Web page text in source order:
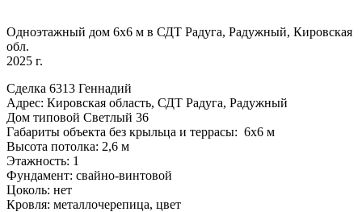
Одноэтажный дом 6х6 м в СДТ Радуга, Радужный, Кировская
обл.
2025 г.
Сделка 6313 Геннадий
Адрес: Кировская область, СДТ Радуга, Радужный
Дом типовой Светлый 36
Габариты объекта без крыльца и террасы: 6х6 м
Высота потолка: 2,6 м
Этажность: 1
Фундамент: свайно-винтовой
Цоколь: нет
Кровля: металлочерепица, цвет